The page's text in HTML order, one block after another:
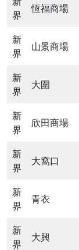
界
恆福商場
新
界
山景商場
新
界
大圍
新
界
欣田商場
新
界
大窩口
新
界
青衣
新
界
大興